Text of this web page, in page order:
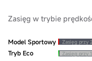
Zasięg w trybie
Model Sportowy Zasięg przy
Tryb Eco Zasięg przy